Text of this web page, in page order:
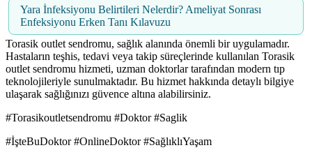
Yara İnfeksiyonu Belirtileri Nelerdir? Ameliyat Sonrası
Enfeksiyonu Erken Tanı Kılavuzu
Torasik outlet sendromu, sağlık alanında önemli bir uygulamadır.
Hastaların teşhis, tedavi veya takip süreçlerinde kullanılan Torasik
outlet sendromu hizmeti, uzman doktorlar tarafından modern tıp
teknolojileriyle sunulmaktadır. Bu hizmet hakkında detaylı bilgiye
ulaşarak sağlığınızı güvence altına alabilirsiniz.
#Torasikoutletsendromu #Doktor #Saglik
#İşteBuDoktor #OnlineDoktor #SağlıklıYaşam